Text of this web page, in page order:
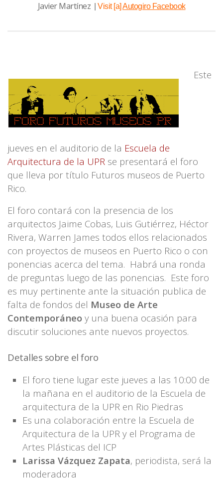
Javier Martínez
Visit [a] Autogiro Facebook
Este
jueves en el auditorio de la Escuela de
Arquitectura de la UPR se presentará el foro
que lleva por título Futuros museos de Puerto
Rico.
El foro contará con la presencia de los
arquitectos Jaime Cobas, Luis Gutiérrez, Héctor
Rivera, Warren James todos ellos relacionados
con proyectos de museos en Puerto Rico o con
ponencias acerca del tema. Habrá una ronda
de preguntas luego de las ponencias. Este foro
es muy pertinente ante la situación publica de
falta de fondos del Museo de Arte
Contemporáneo y una buena ocasión para
discutir soluciones ante nuevos proyectos.
Detalles sobre el foro
El foro tiene lugar este jueves a las 10:00 de
la mañana en el auditorio de la Escuela de
arquitectura de la UPR en Rio Piedras
Es una colaboración entre la Escuela de
Arquitectura de la UPR y el Programa de
Artes Plásticas del ICP
Larissa Vázquez Zapata, periodista, será la
moderadora